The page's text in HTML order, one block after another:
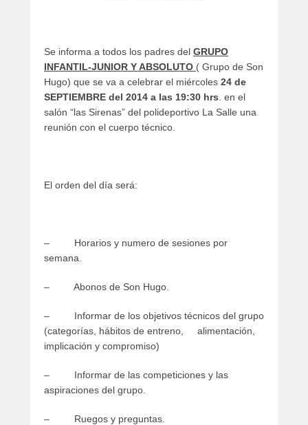
Se informa a todos los padres del GRUPO
INFANTIL-JUNIOR Y ABSOLUTO ( Grupo de Son
Hugo) que se va a celebrar el miércoles 24 de
SEPTIEMBRE del 2014 a las 19:30 hrs . en el
salón “las Sirenas” del polideportivo La Salle una
reunión con el cuerpo técnico.
El orden del día será:
– Horarios y numero de sesiones por
semana.
– Abonos de Son Hugo.
– Informar de los objetivos técnicos del grupo
(categorías, hábitos de entreno, alimentación,
implicación y compromiso)
– Informar de las competiciones y las
aspiraciones del grupo.
– Ruegos y preguntas.